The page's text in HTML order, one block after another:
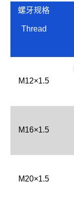
螺牙规格
Thread
M12×1.5
M16×1.5
M20×1.5